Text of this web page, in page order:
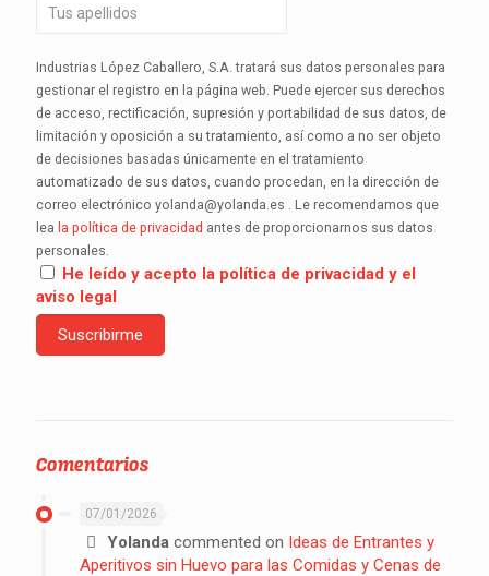
Industrias López Caballero, S.A. tratará sus datos personales para
gestionar el registro en la página web. Puede ejercer sus derechos
de acceso, rectificación, supresión y portabilidad de sus datos, de
limitación y oposición a su tratamiento, así como a no ser objeto
de decisiones basadas únicamente en el tratamiento
automatizado de sus datos, cuando procedan, en la dirección de
correo electrónico yolanda@yolanda.es . Le recomendamos que
lea la política de privacidad antes de proporcionarnos sus datos
personales.
He leído y acepto la política de privacidad y el
aviso legal
Comentarios
07/01/2026
Yolanda commented on Ideas de Entrantes y
Aperitivos sin Huevo para las Comidas y Cenas de